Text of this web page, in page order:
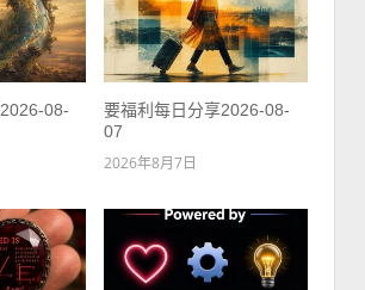
08-
要福利每日分享2026-08-
07
2026年8月7日